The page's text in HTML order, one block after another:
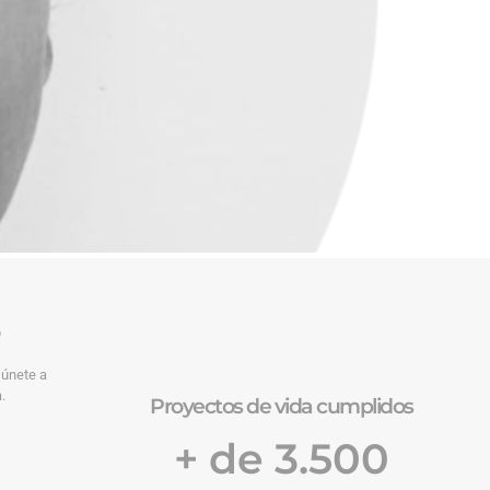
a
Proyectos de vida cumplidos
+ de 3.500